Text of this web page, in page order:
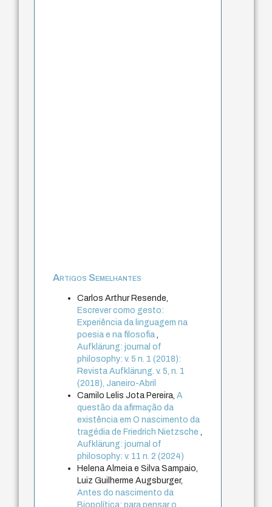
Artigos Semelhantes
Carlos Arthur Resende,
Escrever como gesto:
Experiência da linguagem na
poesia e na filosofia,
Aufklärung: journal of
philosophy: v. 5 n. 1 (2018):
Revista Aufklärung. v. 5, n. 1
(2018), Janeiro-Abril
Camilo Lelis Jota Pereira,A
questão da afirmação da
existência em O nascimento da
tragédia de Friedrich Nietzsche,
Aufklärung: journal of
philosophy: v. 11 n. 2 (2024)
Helena Almeia e Silva Sampaio,
Luiz Guilherme Augsburger,
Antes do nascimento da
Biopolítica: para pensar o